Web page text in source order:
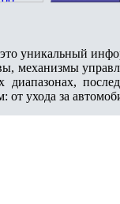
уникальный
механизмы
ухода за